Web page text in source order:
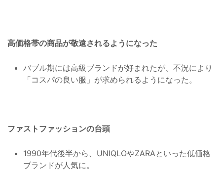
高価格帯の商品が敬遠されるようになった
バブル期には高級ブランドが好まれたが、不況により
「コスパの良い服」が求められるようになった。
ファストファッションの台頭
1990年代後半から、UNIQLOやZARAといった低価格
ブランドが人気に。